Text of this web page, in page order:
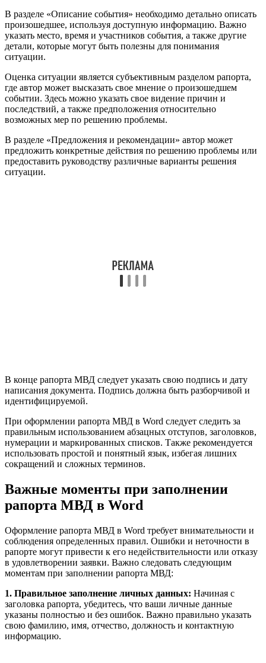
В разделе «Описание события» необходимо детально описать
произошедшее, используя доступную информацию. Важно
указать место, время и участников события, а также другие
детали, которые могут быть полезны для понимания
ситуации.
Оценка ситуации является субъективным разделом рапорта,
где автор может высказать свое мнение о произошедшем
событии. Здесь можно указать свое видение причин и
последствий, а также предположения относительно
возможных мер по решению проблемы.
В разделе «Предложения и рекомендации» автор может
предложить конкретные действия по решению проблемы или
предоставить руководству различные варианты решения
ситуации.
В конце рапорта МВД следует указать свою подпись и дату
написания документа. Подпись должна быть разборчивой и
идентифицируемой.
При оформлении рапорта МВД в Word следует следить за
правильным использованием абзацных отступов, заголовков,
нумерации и маркированных списков. Также рекомендуется
использовать простой и понятный язык, избегая лишних
сокращений и сложных терминов.
Важные моменты при заполнении
рапорта МВД в Word
Оформление рапорта МВД в Word требует внимательности и
соблюдения определенных правил. Ошибки и неточности в
рапорте могут привести к его недействительности или отказу
в удовлетворении заявки. Важно следовать следующим
моментам при заполнении рапорта МВД:
1. Правильное заполнение личных данных: Начиная с
заголовка рапорта, убедитесь, что ваши личные данные
указаны полностью и без ошибок. Важно правильно указать
свою фамилию, имя, отчество, должность и контактную
информацию.